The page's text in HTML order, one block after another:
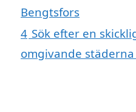
Bengtsfors
4 Sök efter en
omgivande